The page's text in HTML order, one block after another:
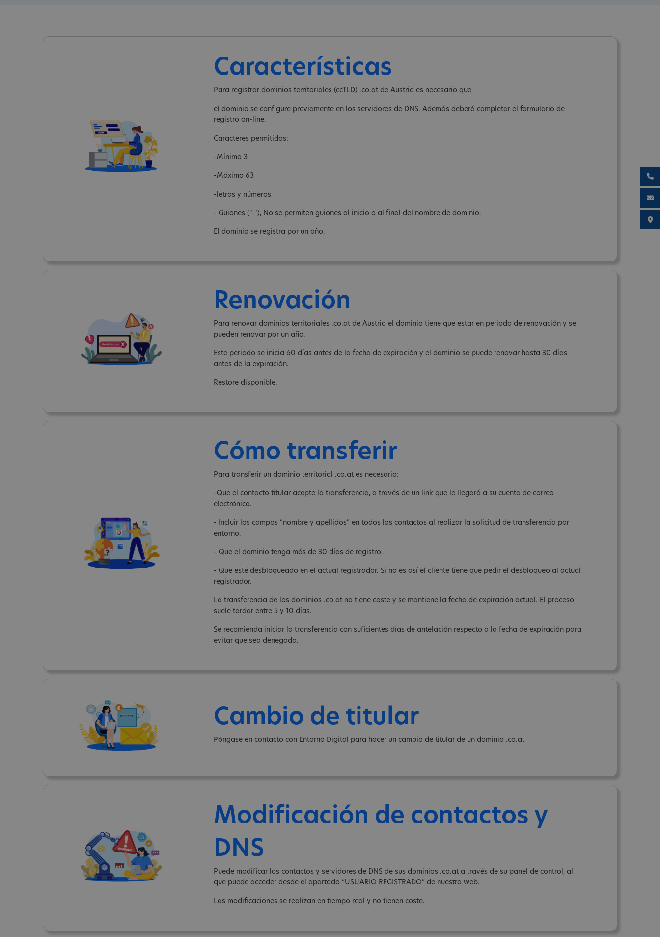
Características
Para registrar dominios territoriales (ccTLD) .co.at de Austria es necesario que
el dominio se configure previamente en los servidores de DNS. Además deberá completar el formulario de
registro on-line.
Caracteres permitidos:
-Mínimo 3
-Máximo 63
-letras y números
- Guiones ("-"), No se permiten guiones al inicio o al final del nombre de dominio.
El dominio se registra por un año.
Renovación
Para renovar dominios territoriales .co.at de Austria el dominio tiene que estar en periodo de renovación y se
pueden renovar por un año.
Este periodo se inicia 60 días antes de la fecha de expiración y el dominio se puede renovar hasta 30 días
antes de la expiración.
Restore disponible.
Cómo transferir
Para transferir un dominio territorial .co.at es necesario:
-Que el contacto titular acepte la transferencia, a través de un link que le llegará a su cuenta de correo
electrónico.
- Incluir los campos “nombre y apellidos” en todos los contactos al realizar la solicitud de transferencia por
entorno.
- Que el dominio tenga más de 30 días de registro.
- Que esté desbloqueado en el actual registrador. Si no es así el cliente tiene que pedir el desbloqueo al actual
registrador.
La transferencia de los dominios .co.at no tiene coste y se mantiene la fecha de expiración actual. El proceso
suele tardar entre 5 y 10 días.
Se recomienda iniciar la transferencia con suficientes días de antelación respecto a la fecha de expiración para
evitar que sea denegada.
Cambio de titular
Póngase en contacto con Entorno Digital para hacer un cambio de titular de un dominio .co.at
Modificación de contactos y
DNS
Puede modificar los contactos y servidores de DNS de sus dominios .co.at a través de su panel de control, al
que puede acceder desde el apartado “USUARIO REGISTRADO” de nuestra web.
Las modificaciones se realizan en tiempo real y no tienen coste.